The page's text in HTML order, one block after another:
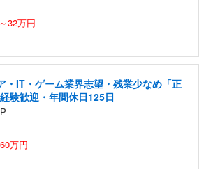
32万円
・IT・ゲーム業界志望・残業少なめ「正
験歓迎・年間休日125日
万円